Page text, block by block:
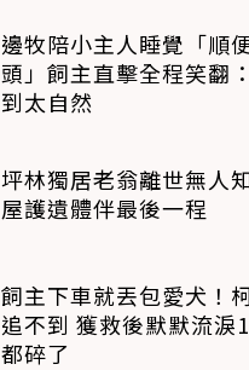
邊牧陪小主人睡覺「順
頭」飼主直擊全程笑翻
到太自然
坪林獨居老翁離世無人
屋護遺體伴最後一程
飼主下車就丟包愛犬！
追不到 獲救後默默流淚
都碎了